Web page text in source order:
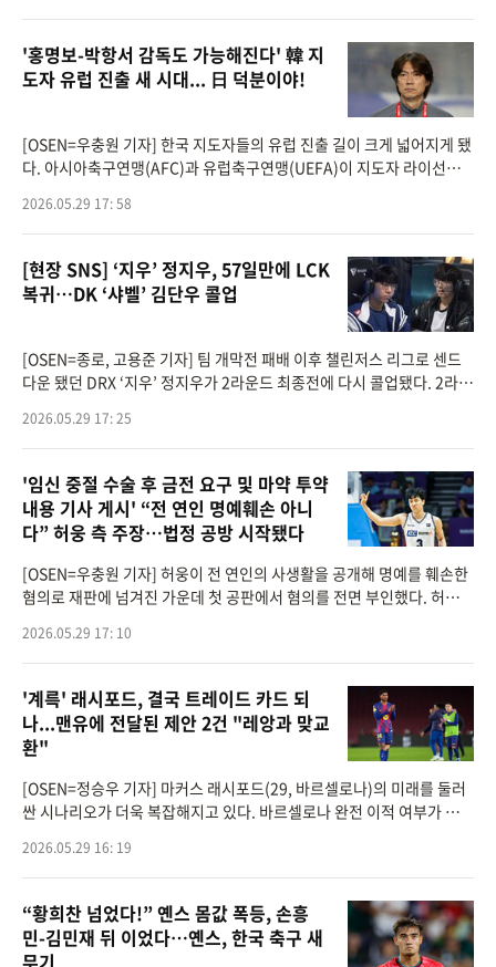
'홍명보-박항서 감독도 가능해진다' 韓 지
도자 유럽 진출 새 시대... 日 덕분이야!
[OSEN=우충원 기자] 한국 지도자들의 유럽 진출 길이 크게 넓어지게 됐
다. 아시아축구연맹(AFC)과 유럽축구연맹(UEFA)이 지도자 라이선스
다.사우디아라비아
2026.05.29 17: 58
[현장 SNS] ‘지우’ 정지우, 57일만에 LCK
복귀…DK ‘샤벨’ 김단우 콜업
[OSEN=종로, 고용준 기자] 팀 개막전 패배 이후 챌린저스 리그로 센드
다운 됐던 DRX ‘지우’ 정지우가 2라운드 최종전에 다시 콜업됐다. 2라운
2026.05.29 17: 25
'임신 중절 수술 후 금전 요구 및 마약 투약
내용 기사 게시' “전 연인 명예훼손 아니
다” 허웅 측 주장…법정 공방 시작됐다
[OSEN=우충원 기자] 허웅이 전 연인의 사생활을 공개해 명예를 훼손한
혐의로 재판에 넘겨진 가운데 첫 공판에서 혐의를 전면 부인했다. 허웅
아닌 해명
2026.05.29 17: 10
'계륵' 래시포드, 결국 트레이드 카드 되
나...맨유에 전달된 제안 2건 "레앙과 맞교
환"
[OSEN=정승우 기자] 마커스 래시포드(29, 바르셀로나)의 미래를 둘러
싼 시나리오가 더욱 복잡해지고 있다. 바르셀로나 완전 이적 여부가 불투
드 카드를 제안
2026.05.29 16: 19
“황희찬 넘었다!” 옌스 몸값 폭등, 손흥
민-김민재 뒤 이었다…옌스, 한국 축구 새
무기